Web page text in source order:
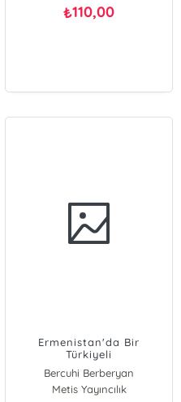
₺110,00
Ermenistan'da Bir
Türkiyeli
Bercuhi Berberyan
Metis Yayıncılık